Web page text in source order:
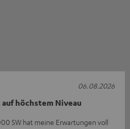
höchstem Niveau
SW hat meine Erwartungen voll
06.08.2026